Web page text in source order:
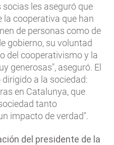
les aseguró que
la cooperativa que han
de personas como de
gobierno, su voluntad
del cooperativismo y la
generosas", aseguró. El
a la sociedad:
en Catalunya, que
tanto
impacto de verdad".
del presidente de la